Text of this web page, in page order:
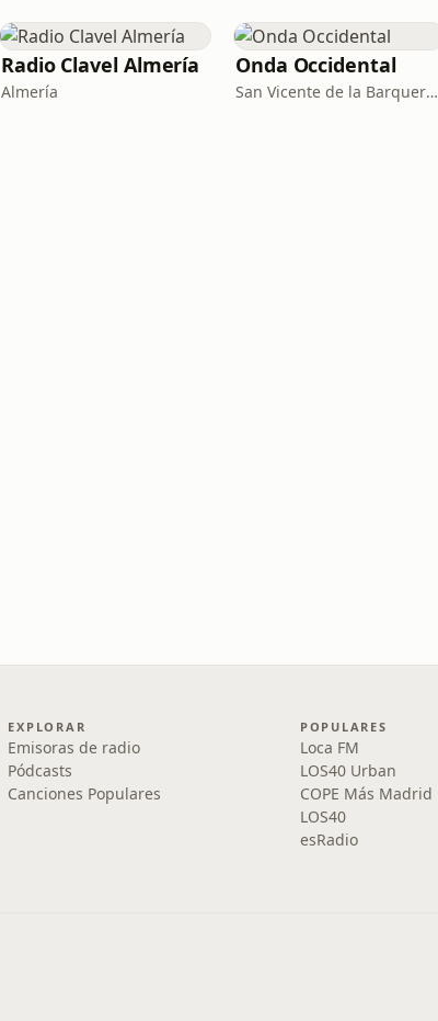
Radio Clavel Almería
Almería
Onda Occidental
San Vicente de la Barquera · 92.2-107.7 FM
EXPLORAR
Emisoras de radio
Pódcasts
Canciones Populares
POPULARES
Loca FM
LOS40 Urban
COPE Más Madrid
LOS40
esRadio